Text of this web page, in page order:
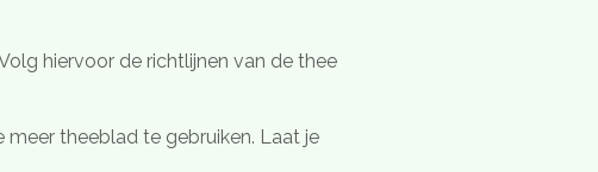
hiervoor de richtlijnen van de thee
meer theeblad te gebruiken. Laat je